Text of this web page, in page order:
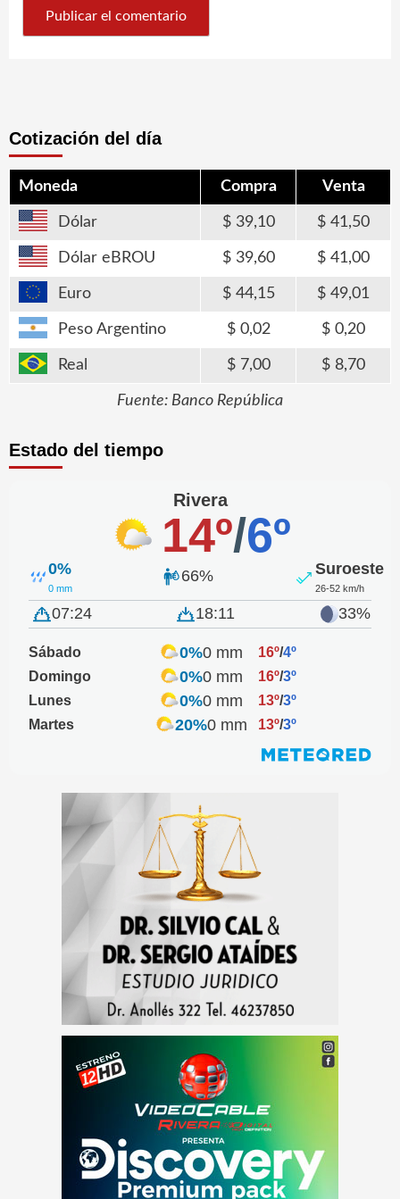
Cotización del día
Moneda Compra Venta
Dólar 39,10 41,50
Dólar eBROU 39,60 41,00
Euro 44,15 49,01
Peso Argentino 0,02 0,20
Real 7,00 8,70
Fuente: Banco República
Estado del tiempo
Rivera
14º/6º
0%
0 mm
66% Suroeste
26-52 km/h
07:24 18:11 33%
Sábado 0%0 mm 16º/4º
Domingo
0%0 mm 16º/3º
Lunes
0%0 mm 13º/3º
Martes
20%0 mm 13º/3º